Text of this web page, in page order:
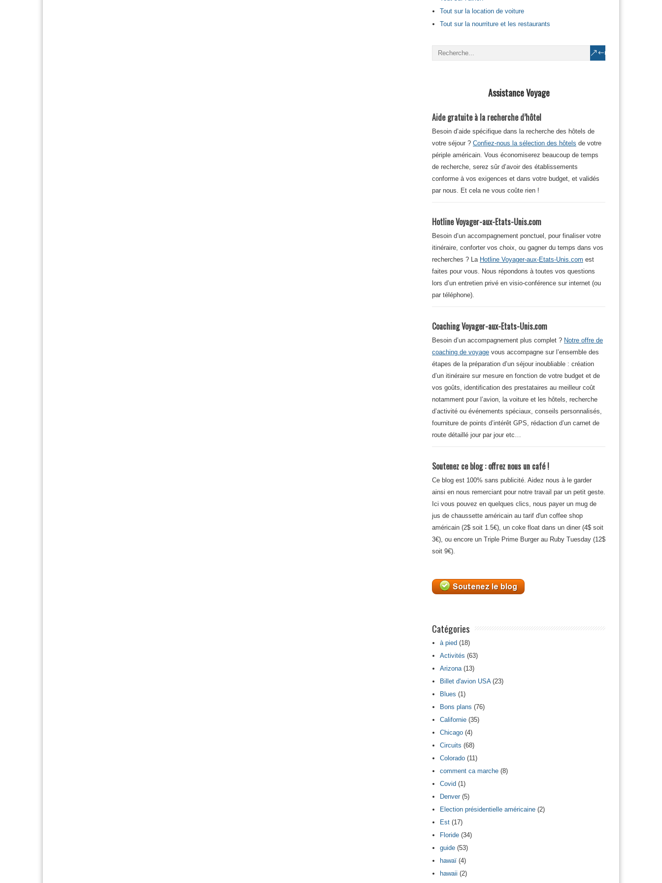
Tout sur la location de voiture
Tout sur la nourriture et les restaurants
Assistance Voyage
Aide gratuite à la recherche d’hôtel
Besoin d’aide spécifique dans la recherche des hôtels de
votre séjour ? Confiez-nous la sélection des hôtels de votre
périple américain. Vous économiserez beaucoup de temps
de recherche, serez sûr d’avoir des établissements
conforme à vos exigences et dans votre budget, et validés
par nous. Et cela ne vous coûte rien !
Hotline Voyager-aux-Etats-Unis.com
Besoin d’un accompagnement ponctuel, pour finaliser votre
itinéraire, conforter vos choix, ou gagner du temps dans vos
recherches ? La Hotline Voyager-aux-Etats-Unis.com est
faites pour vous. Nous répondons à toutes vos questions
lors d’un entretien privé en visio-conférence sur internet (ou
par téléphone).
Coaching Voyager-aux-Etats-Unis.com
Besoin d’un accompagnement plus complet ? Notre offre de
coaching de voyage vous accompagne sur l’ensemble des
étapes de la préparation d’un séjour inoubliable : création
d’un itinéraire sur mesure en fonction de votre budget et de
vos goûts, identification des prestataires au meilleur coût
notamment pour l’avion, la voiture et les hôtels, recherche
d’activité ou événements spéciaux, conseils personnalisés,
fourniture de points d’intérêt GPS, rédaction d’un carnet de
route détaillé jour par jour etc…
Soutenez ce blog : offrez nous un café !
Ce blog est 100% sans publicité. Aidez nous à le garder
ainsi en nous remerciant pour notre travail par un petit geste.
Ici vous pouvez en quelques clics, nous payer un mug de
jus de chaussette américain au tarif d'un coffee shop
américain (2$ soit 1.5€), un coke float dans un diner (4$ soit
3€), ou encore un Triple Prime Burger au Ruby Tuesday (12$
soit 9€).
Catégories
à pied (18)
Activités (63)
Arizona(13)
Billet d'avion USA(23)
Blues (1)
Bons plans (76)
Californie (35)
Chicago (4)
Circuits (68)
Colorado (11)
comment ca marche (8)
Covid (1)
Denver(5)
Election présidentielle américaine (2)
Est (17)
Floride (34)
guide (53)
hawaï (4)
hawaii (2)